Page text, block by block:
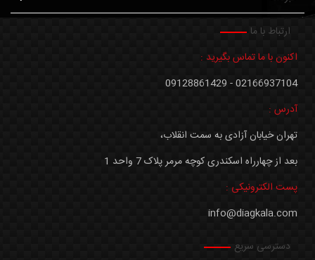
ارتباط با ما
اکنون با ما تماس بگیرید :
02166937104 - 09128861429
آدرس :
تهران خیابان آزادی به سمت انقلاب،
بعد از چهارراه اسکندری کوچه مرمر پلاک 7 واحد 1
پست الکترونیکی :
info@diagkala.com
دسترسی سریع